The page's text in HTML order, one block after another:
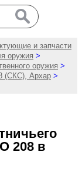
и запчасти
оружия >
оружия >
(СКС), Архар >
208 в